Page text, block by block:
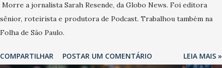
Morre a jornalista Sarah Resende, da Globo News. Foi editora
sênior, roteirista e produtora de Podcast. Trabalhou também na
Folha de São Paulo.
COMPARTILHAR POSTAR UM COMENTÁRIO LEIA MAIS »